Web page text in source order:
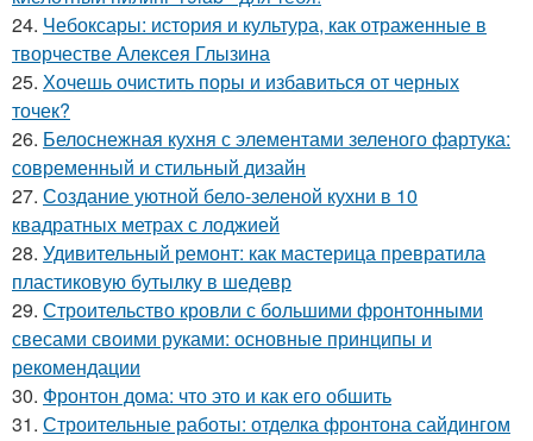
24. Чебоксары: история и культура, как отраженные в
творчестве Алексея Глызина
25. Хочешь очистить поры и избавиться от черных
точек?
26. Белоснежная кухня с элементами зеленого фартука:
современный и стильный дизайн
27. Создание уютной бело-зеленой кухни в 10
квадратных метрах с лоджией
28. Удивительный ремонт: как мастерица превратила
пластиковую бутылку в шедевр
29. Строительство кровли с большими фронтонными
свесами своими руками: основные принципы и
рекомендации
30. Фронтон дома: что это и как его обшить
31. Строительные работы: отделка фронтона сайдингом